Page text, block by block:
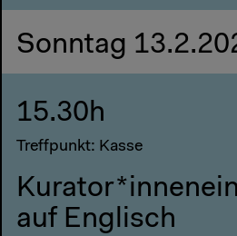
Sonntag
15.30h
Treffpunkt: Kasse
auf Englisch